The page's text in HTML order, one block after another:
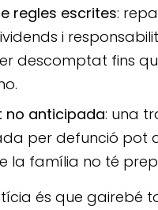
regles escrites:
i
descomptat fins
no anticipada: una
per defunció pot
la família no té
és que gairebé